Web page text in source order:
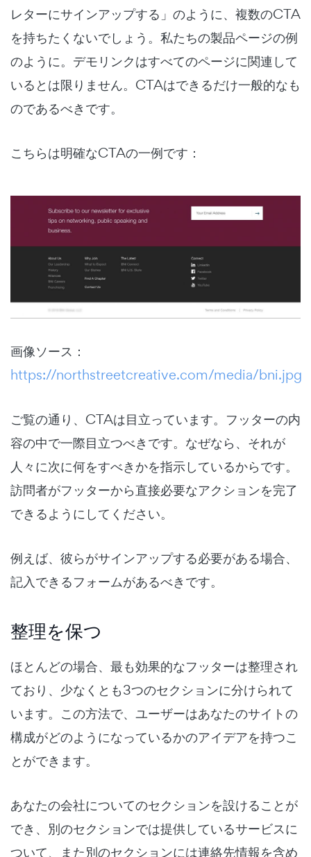
レターにサインアップする」のように、複数のCTA
を持ちたくないでしょう。私たちの製品ページの例
のように。デモリンクはすべてのページに関連して
いるとは限りません。CTAはできるだけ一般的なも
のであるべきです。
こちらは明確なCTAの一例です：
画像ソース：
https://northstreetcreative.com/media/bni.jpg
ご覧の通り、CTAは目立っています。フッターの内
容の中で一際目立つべきです。なぜなら、それが
人々に次に何をすべきかを指示しているからです。
訪問者がフッターから直接必要なアクションを完了
できるようにしてください。
例えば、彼らがサインアップする必要がある場合、
記入できるフォームがあるべきです。
整理を保つ
ほとんどの場合、最も効果的なフッターは整理され
ており、少なくとも3つのセクションに分けられて
います。この方法で、ユーザーはあなたのサイトの
構成がどのようになっているかのアイデアを持つこ
とができます。
あなたの会社についてのセクションを設けることが
でき、別のセクションでは提供しているサービスに
ついて、また別のセクションには連絡先情報を含め